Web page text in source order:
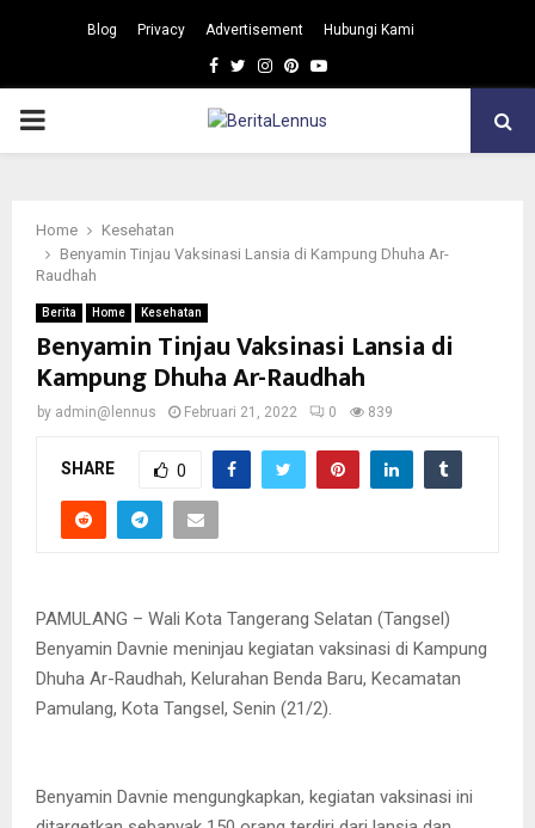
Blog Privacy Advertisement Hubungi Kami
Facebook
TwitterInstagram
Pinterest
Youtube
PRIMARY
Home
Kesehatan
Benyamin Tinjau Vaksinasi Lansia di Kampung Dhuha Ar-
Raudhah
Berita Home Kesehatan
Benyamin Tinjau Vaksinasi Lansia di
Kampung Dhuha Ar-Raudhah
by admin@lennus Februari 21, 2022 0 839
SHARE 0
PAMULANG – Wali Kota Tangerang Selatan (Tangsel)
Benyamin Davnie meninjau kegiatan vaksinasi di Kampung
Dhuha Ar-Raudhah, Kelurahan Benda Baru, Kecamatan
Pamulang, Kota Tangsel, Senin (21/2).
Benyamin Davnie mengungkapkan, kegiatan vaksinasi ini